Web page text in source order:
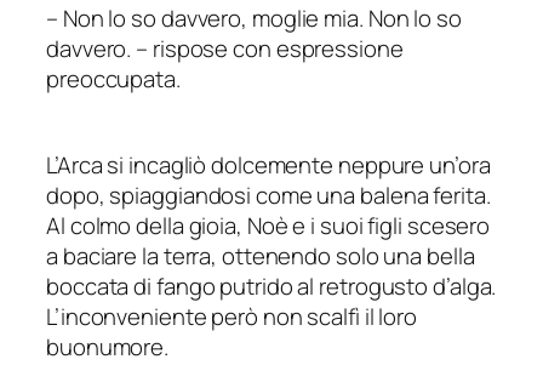
– Non lo so davvero, moglie mia. Non lo so
davvero. – rispose con espressione
preoccupata.
L’Arca si incagliò dolcemente neppure un’ora
dopo, spiaggiandosi come una balena ferita.
Al colmo della gioia, Noè e i suoi figli scesero
a baciare la terra, ottenendo solo una bella
boccata di fango putrido al retrogusto d’alga.
L’inconveniente però non scalfì il loro
buonumore.